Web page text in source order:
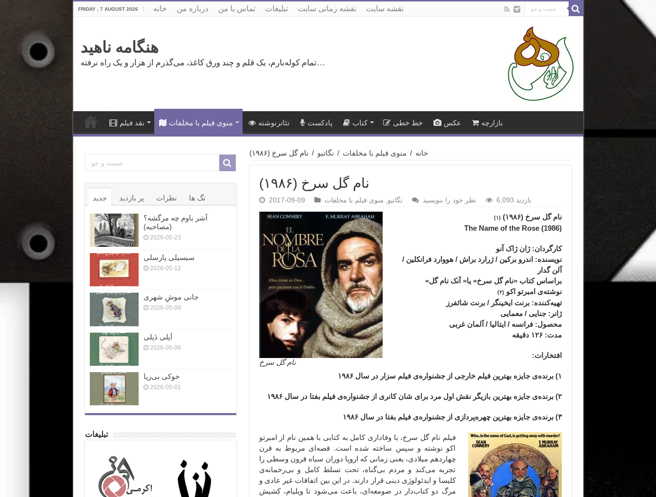
FRIDAY , 7 AUGUST 2026 خانه درباره من تماس با من تبلیغات نقشه زمانی سایت نقشه سایت
هنگامه ناهید
تمام کوله‌بارم، یک قلم و چند ورق کاغذ، می‌گذرم از هزار و یک راه نرفته…
نقد فیلم منوی فیلم با مخلفات تئاترنوشته پادکست کتاب خط خطی عکس بازارچه
خانه / منوی فیلم با مخلفات / نگاتیو / نام گل سرخ (۱۹۸۶)
نام گل سرخ (۱۹۸۶)
2017-09-09 نگاتیو منوی فیلم با مخلفات نظر خود را بنویسید 6,093 بازدید
نام گل سرخ
نام گل سرخ (۱۹۸۶) (۱)
(1986) The Name of the Rose
کارگردان: ژان ژاک آنو
نویسنده: اندرو برکین / ژرارد براش / هووارد فرانکلین /
آلن گدار
براساس کتاب «نام گل سرخ» یا« آنک نام گل»
نوشته‌ی امبرتو اکو (۲)
تهیه‌کننده: برنت ایخینگر / برنت شائفرز
ژانر : جنایی / معمایی
محصول: فرانسه / ایتالیا / آلمان غربی
مدت: ۱۲۶ دقیقه
افتخارات:
۱) برنده‌ی جایزه بهترین فیلم خارجی از جشنواره‌ی فیلم سزار در سال ۱۹۸۶
۲) برنده‌ی جایزه بهترین بازیگر نقش اول مرد برای شان کانری از جشنواره‌ی فیلم بفتا در سال ۱۹۸۶
۳) برنده‌ی جایزه بهترین چهره‌پردازی از جشنواره‌ی فیلم بفتا در سال ۱۹۸۶
فیلم نام گل سرخ، با وفاداری کامل به کتابی با همین نام از امبرتو
اکو نوشته و سپس ساخته شده است. قصه‌ای مربوط به قرن
چهاردهم میلادی، یعنی زمانی که اروپا دوران سیاه قرون وسطی را
تجربه می‌کند و مردم بی‌گناه، تحت تسلط کامل و بی‌رحمانه‌ی
کلیسا و ایدئولوژی دینی قرار دارند. در این بین اتفاقات غیر عادی و
مرگ دو کتاب‌دار در صومعه‌ای، باعث می‌شود تا ویلیام، کشیش
جدید پر بازدید نظرات تگ ها
آشر باوم چه مرگشه؟
(مصاحبه)
2026-05-23
سیسیلی پارسلی
2026-05-12
جانی موشِ شهری
2026-05-09
اَپلی دَپلی
2026-05-06
خوکی بی‌ریا
2026-05-01
تبلیغات